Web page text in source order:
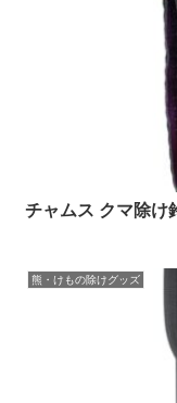
チャムス クマ除け
熊・けもの除けグッズ